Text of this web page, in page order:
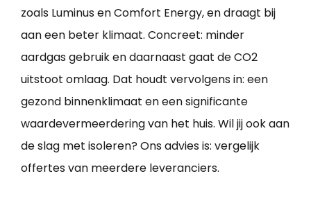
zoals Luminus en Comfort Energy, en draagt bij
aan een beter klimaat. Concreet: minder
aardgas gebruik en daarnaast gaat de CO2
uitstoot omlaag. Dat houdt vervolgens in: een
gezond binnenklimaat en een significante
waardevermeerdering van het huis. Wil jij ook aan
de slag met isoleren? Ons advies is: vergelijk
offertes van meerdere leveranciers.